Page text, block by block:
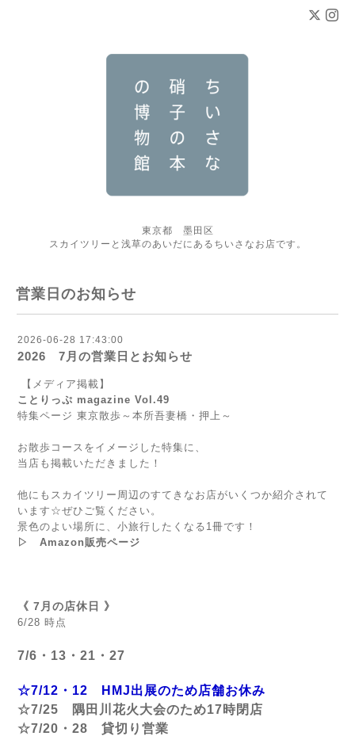
東京都 墨田区
スカイツリーと浅草のあいだにあるちいさなお店です。
営業日のお知らせ
2026-06-28 17:43:00
2026 7月の営業日とお知らせ
【メディア掲載】
ことりっぷ magazine Vol.49
特集ページ 東京散歩～本所吾妻橋・押上～
お散歩コースをイメージした特集に、
当店も掲載いただきました！
他にもスカイツリー周辺のすてきなお店がいくつか紹介されて
います☆ぜひご覧ください。
景色のよい場所に、小旅行したくなる1冊です！
▷ Amazon販売ページ
《 7月の店休日 》
6/28 時点
7/6・13・21・27
☆7/12・12 HMJ出展のため店舗お休み
☆7/25 隅田川花火大会のため17時閉店
☆7/20・28 貸切り営業